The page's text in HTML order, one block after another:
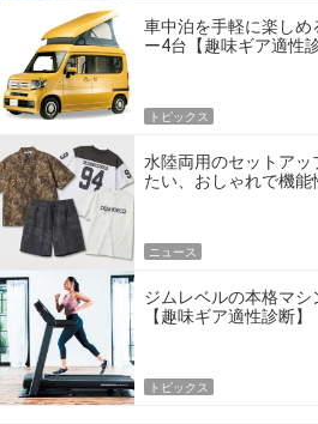
車中泊を手軽に楽し
ー4台【趣味ギア適性診
トピックス
水陸両用のセットアッ
たい、おしゃれで機能
ニュース
ジムレベルの本格マシ
【趣味ギア適性診断】
トピックス